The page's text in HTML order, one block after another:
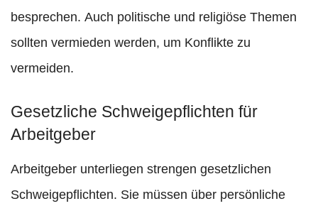
besprechen. Auch politische und religiöse Themen
sollten vermieden werden, um Konflikte zu
vermeiden.
Gesetzliche Schweigepflichten für
Arbeitgeber
Arbeitgeber unterliegen strengen gesetzlichen
Schweigepflichten. Sie müssen über persönliche